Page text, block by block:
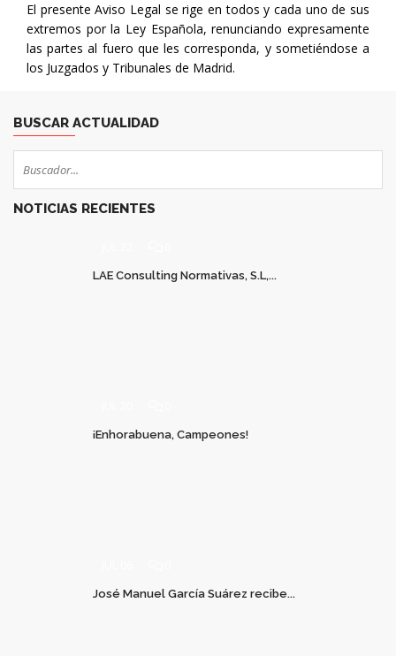
El presente Aviso Legal se rige en todos y cada uno de sus
extremos por la Ley Española, renunciando expresamente
las partes al fuero que les corresponda, y sometiéndose a
los Juzgados y Tribunales de Madrid.
BUSCAR ACTUALIDAD
NOTICIAS RECIENTES
LAE Consulting Normativas, S.L,...
¡Enhorabuena, Campeones!
José Manuel García Suárez recibe...